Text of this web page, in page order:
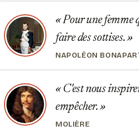
Pour une femme
faire des sottises.
NAPOLÉON
C'est nous
empêcher.
MOLIÈRE